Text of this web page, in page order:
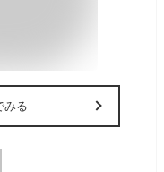
みる